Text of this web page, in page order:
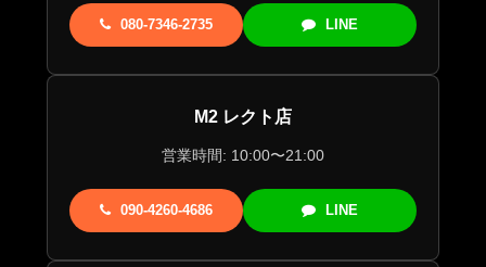
080-7346-2735 LINE
M2 レクト店
営業時間: 10:00〜21:00
090-4260-4686 LINE